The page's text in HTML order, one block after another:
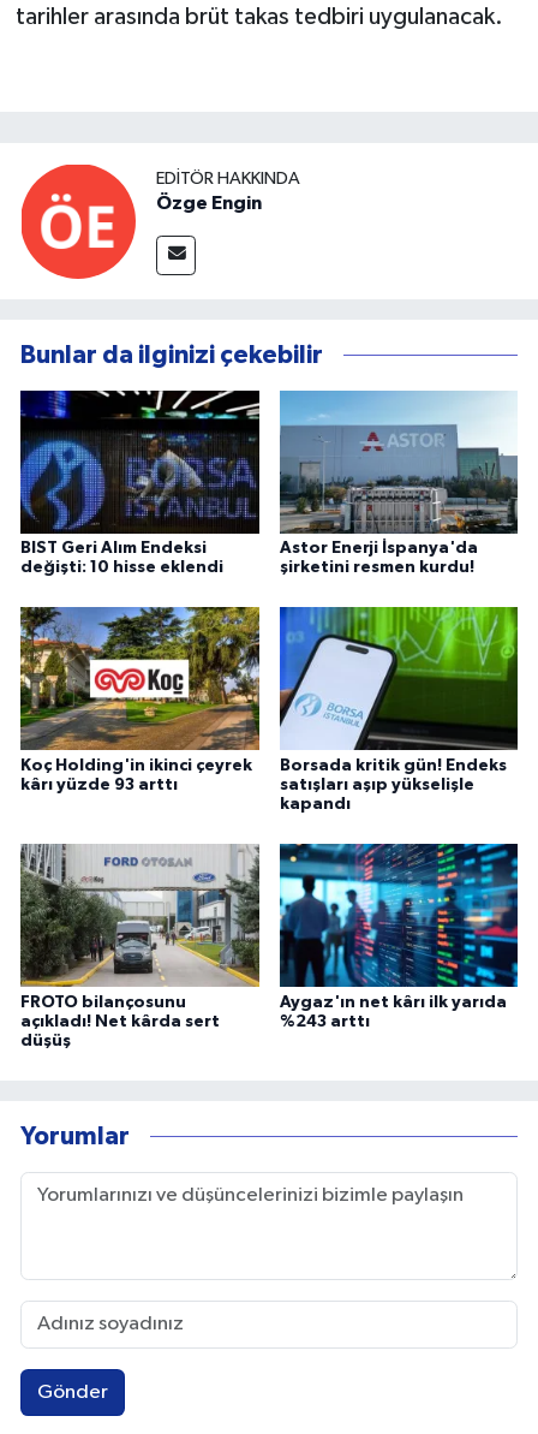
tarihler arasında brüt takas tedbiri uygulanacak.
EDITÖR HAKKINDA
Özge Engin
Bunlar da ilginizi çekebilir
BIST Geri Alım Endeksi
değişti: 10 hisse eklendi
Astor Enerji İspanya'da
şirketini resmen kurdu!
Koç Holding'in ikinci çeyrek
kârı yüzde 93 arttı
Borsada kritik gün! Endeks
satışları aşıp yükselişle
kapandı
FROTO bilançosunu
açıkladı! Net kârda sert
düşüş
Aygaz'ın net kârı ilk yarıda
%243 arttı
Yorumlar
Gönder